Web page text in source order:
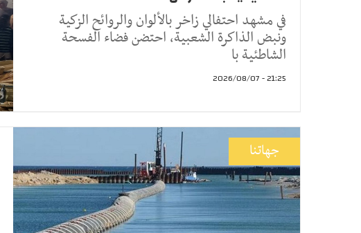
في مشهد احتفالي زاخر بالألوان والروائح الزكية
ونبض الذاكرة الشعبية، احتضن فضاء الفسحة
الشاطئية با
21:25 - 2026/08/07
جهاتنا